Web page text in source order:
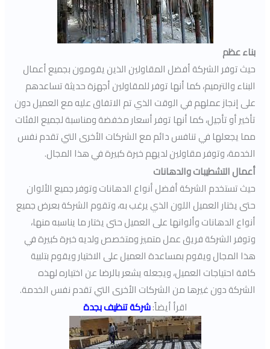
بناء عظم
حيث توفر الشركة أفضل المقاولين الذين يقومون بجميع أعمال
البناء والترميم، كما أنها توفر للمقاولين أجهزة حديثة تساعدهم
على إنجاز عملهم في الوقت الذي تم الاتفاق عليه مع العميل دون
تأخير أو تأجيل، كما أنها توفر أسعار مخفضة ومناسبة لجميع الفئات
مما يجعلها في تنافس دائم مع الشركات الأخرى التي تقدم نفس
الخدمة، وتوفر مقاولين لديهم خبرة كبيرة في هذا المجال.
أعمال التشطيبات والدهانات
حيث تستخدم الشركة أفضل أنواع الدهانات وتوفر جميع الألوان
حتى يختار العميل اللون الذي يرغب به، وتقوم الشركة بعرض جميع
أنواع الدهانات وألوانها على العميل حتى يختار ما يناسبه منها،
وتوفر الشركة فريق عمل متميز ومتخصص ولديه خبرة كبيرة في
هذا المجال ويقوم بمساعدة العميل على الاختيار ويقوم بتلبية
كافة احتياجات العميل، ويجعله يشعر بالرضا عن اختياره لهذه
الشركة دون غيرها من الشركات الأخرى التي تقدم نفس الخدمة.
اقرأ أيضاً:شركة تنظيف بجدة